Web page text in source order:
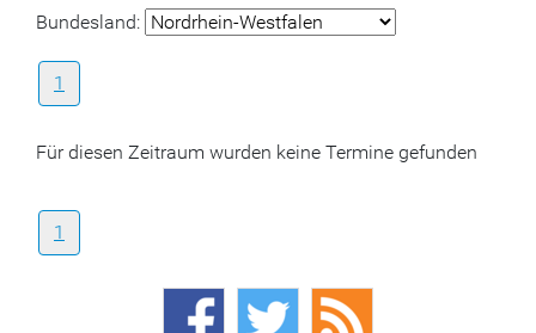
Bundesland:
1
Für diesen Zeitraum wurden keine Termine gefunden
1